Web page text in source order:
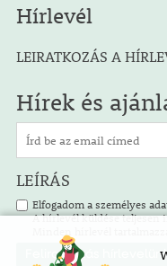
Hírlevél
LEIRATKOZÁS A
Hírek és
LEÍRÁS
Elfogadom a személyes
A hírlevél küldése teljesen
Minden hírlevél